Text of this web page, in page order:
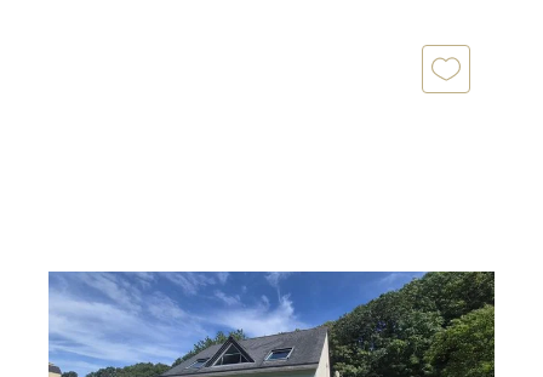
DONVILLE LES BAINS 50
93 m
, 5 pièces
Ref : 45518